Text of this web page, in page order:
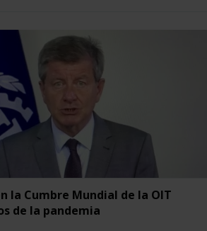
la Cumbre Mundial de la OIT
de la pandemia